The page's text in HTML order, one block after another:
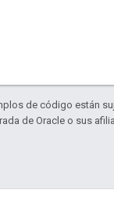
de código están
de Oracle o sus